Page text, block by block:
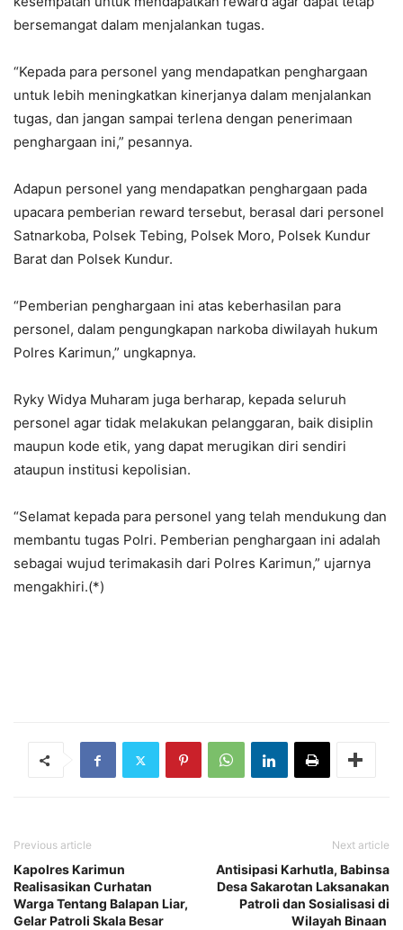
bersemangat dalam menjalankan tugas.
“Kepada para personel yang mendapatkan penghargaan
untuk lebih meningkatkan kinerjanya dalam menjalankan
tugas, dan jangan sampai terlena dengan penerimaan
penghargaan ini,” pesannya.
Adapun personel yang mendapatkan penghargaan pada
upacara pemberian reward tersebut, berasal dari personel
Satnarkoba, Polsek Tebing, Polsek Moro, Polsek Kundur
Barat dan Polsek Kundur.
“Pemberian penghargaan ini atas keberhasilan para
personel, dalam pengungkapan narkoba diwilayah hukum
Polres Karimun,” ungkapnya.
Ryky Widya Muharam juga berharap, kepada seluruh
personel agar tidak melakukan pelanggaran, baik disiplin
maupun kode etik, yang dapat merugikan diri sendiri
ataupun institusi kepolisian.
“Selamat kepada para personel yang telah mendukung dan
membantu tugas Polri. Pemberian penghargaan ini adalah
sebagai wujud terimakasih dari Polres Karimun,” ujarnya
mengakhiri.(*)
Previous article
Kapolres Karimun
Realisasikan Curhatan
Warga Tentang Balapan Liar,
Gelar Patroli Skala Besar
Next article
Antisipasi Karhutla, Babinsa
Desa Sakarotan Laksanakan
Patroli dan Sosialisasi di
Wilayah Binaan